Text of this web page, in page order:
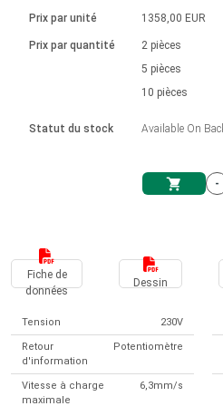
Système d'unité
Solénoïdes
Ø 28-42| 1-1400 rpm | <= 290Ncm
Contrôleur de moteur CC
Pilotes de moteurs à
continu à balais série
Pilotes de moteur pas à pas
Synchrone-Asynchrone | pour 1-4 actionneurs
Boîtes de contrôle
Synchrone-Asynchrone | pour 1-4 actionneurs
Français (EUR)
Norsk (NOK)
Suomi (EUR)
Svenska (SEK)
Prix par unité
Prix par quantité
Statut du stock
1358,00 EUR
2 pièces
5 pièces
10 pièces
Available On
-
Fiche de
données
Dessin
Tension 230V
Retour
d'information
Potentiomètre
Vitesse à charge
maximale
6,3mm/s